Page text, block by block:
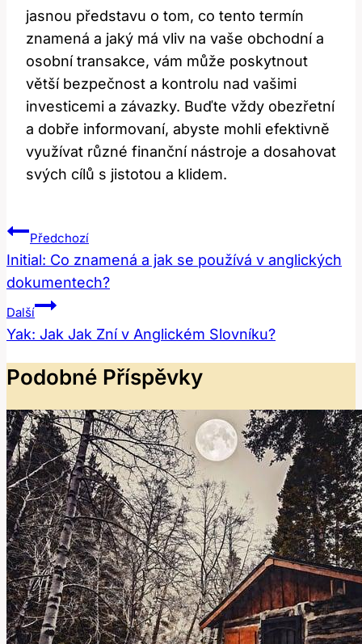
jasnou představu o tom, co tento termín
znamená a jaký má vliv na vaše obchodní a
osobní transakce, vám může poskytnout
větší bezpečnost a kontrolu nad vašimi
investicemi a závazky. Buďte vždy obezřetní
a dobře informovaní, abyste mohli efektivně
využívat různé finanční nástroje a dosahovat
svých cílů s jistotou a klidem.
Navigace
Pro
Příspěvek
Předchozí
Initial: Co znamená a jak se používá v anglických
dokumentech?
Další
Yak: Jak Jak Zní v Anglickém Slovníku?
Podobné Příspěvky